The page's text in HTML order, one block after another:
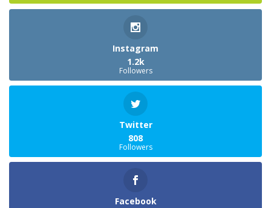
Instagram
1.2k
Followers
Twitter
808
Followers
Facebook